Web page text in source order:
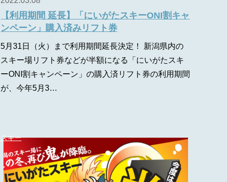
【利用期間 延長】「にいがたスキーONI割キャ
ンペーン」購入済みリフト券
5月31日（火）まで利用期間延長決定！ 新潟県内の
スキー場リフト券などが半額になる「にいがたスキ
ーONI割キャンペーン」の購入済リフト券の利用期間
が、今年5月3…
スキー